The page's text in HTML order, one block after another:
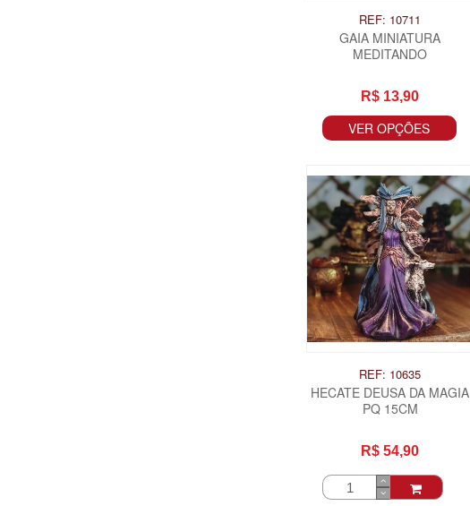
REF: 10711
GAIA MINIATURA
MEDITANDO
R$ 13,90
VER OPÇÕES
REF: 10635
HECATE DEUSA DA MAGIA
PQ 15CM
R$ 54,90